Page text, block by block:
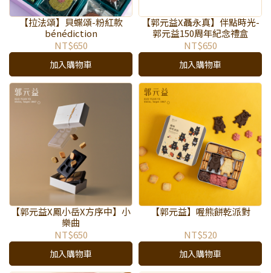
【拉法頌】貝蝶頌-粉紅款
bénédiction
NT$650
加入購物車
【郭元益X聶永真】伴點時光-
郭元益150周年紀念禮盒
NT$650
加入購物車
【郭元益X鳳小岳X方序中】小
樂曲
NT$650
加入購物車
【郭元益】喔熊餅乾派對
NT$520
加入購物車